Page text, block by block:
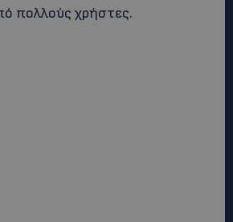
πολλούς χρήστες.